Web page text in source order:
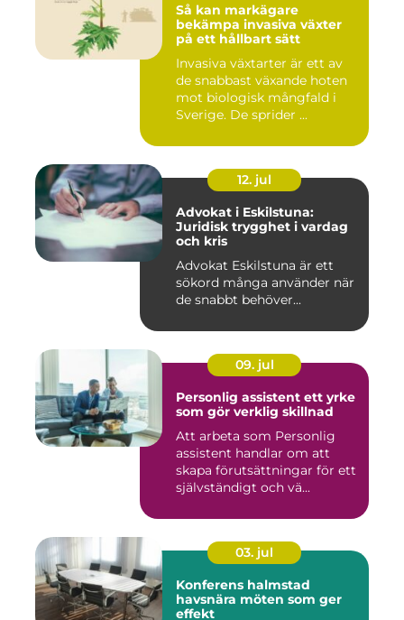
Så kan markägare
bekämpa invasiva växter
på ett hållbart sätt
Invasiva växtarter är ett av
de snabbast växande hoten
mot biologisk mångfald i
Sverige. De sprider ...
12. jul
Advokat i Eskilstuna:
Juridisk trygghet i vardag
och kris
Advokat Eskilstuna är ett
sökord många använder när
de snabbt behöver...
09. jul
Personlig assistent ett yrke
som gör verklig skillnad
Att arbeta som Personlig
assistent handlar om att
skapa förutsättningar för ett
självständigt och vä...
03. jul
Konferens halmstad
havsnära möten som ger
effekt